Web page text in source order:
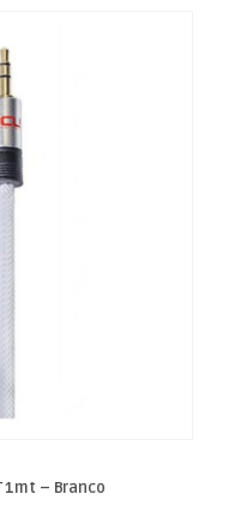
1mt – Branco